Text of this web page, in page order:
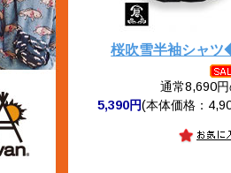
桜吹雪半袖シャ
通常8,690
5,390円(本体価格：